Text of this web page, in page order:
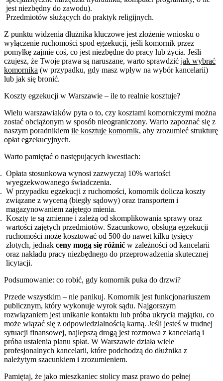
jest niezbędny do zawodu).
Przedmiotów służących do praktyk religijnych.
Z punktu widzenia dłużnika kluczowe jest złożenie wniosku o
wyłączenie ruchomości spod egzekucji, jeśli komornik przez
pomyłkę zajmie coś, co jest niezbędne do pracy lub życia. Jeśli
czujesz, że Twoje prawa są naruszane, warto sprawdzić jak wybrać
komornika (w przypadku, gdy masz wpływ na wybór kancelarii)
lub jak się bronić.
Koszty egzekucji w Warszawie – ile to realnie kosztuje?
Wielu warszawiaków pyta o to, czy kosztami komorniczymi można
zostać obciążonym w sposób nieograniczony. Warto zapoznać się z
naszym poradnikiem ile kosztuje komornik, aby zrozumieć strukturę
opłat egzekucyjnych.
Warto pamiętać o następujących kwestiach:
Opłata stosunkowa wynosi zazwyczaj 10% wartości
wyegzekwowanego świadczenia.
W przypadku egzekucji z ruchomości, komornik dolicza koszty
związane z wyceną (biegły sądowy) oraz transportem i
magazynowaniem zajętego mienia.
Koszty te są zmienne i zależą od skomplikowania sprawy oraz
wartości zajętych przedmiotów. Szacunkowo, obsługa egzekucji
ruchomości może kosztować od 500 do nawet kilku tysięcy
złotych, jednak ceny mogą się różnić w zależności od kancelarii
oraz nakładu pracy niezbędnego do przeprowadzenia skutecznej
licytacji.
Podsumowanie: co robić, gdy komornik puka do drzwi?
Przede wszystkim – nie panikuj. Komornik jest funkcjonariuszem
publicznym, który wykonuje wyrok sądu. Najgorszym
rozwiązaniem jest unikanie kontaktu lub próba ukrycia majątku, co
może wiązać się z odpowiedzialnością karną. Jeśli jesteś w trudnej
sytuacji finansowej, najlepszą drogą jest rozmowa z kancelarią i
próba ustalenia planu spłat. W Warszawie działa wiele
profesjonalnych kancelarii, które podchodzą do dłużnika z
należytym szacunkiem i zrozumieniem.
Pamiętaj, że jako mieszkaniec stolicy masz prawo do pełnej